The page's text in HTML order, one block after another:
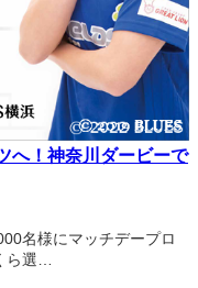
へ！神奈川ダービーで
名様にマッチデープロ
ら選…